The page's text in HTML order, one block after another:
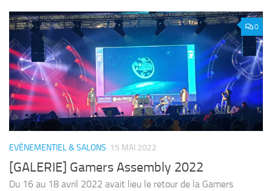
0
EVÈNEMENTIEL & SALONS 15 MAI 2022
[GALERIE] Gamers Assembly 2022
Du 16 au 18 avril 2022 avait lieu le retour de la Gamers